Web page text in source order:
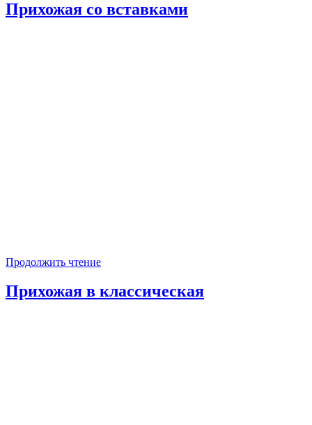
Прихожая со вставками
Продолжить чтение
Прихожая в классическая